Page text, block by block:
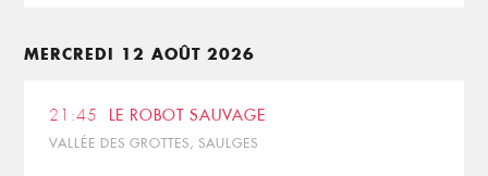
MERCREDI 12 AOÛT 2026
21:45 LE ROBOT SAUVAGE
VALLÉE DES GROTTES, SAULGES